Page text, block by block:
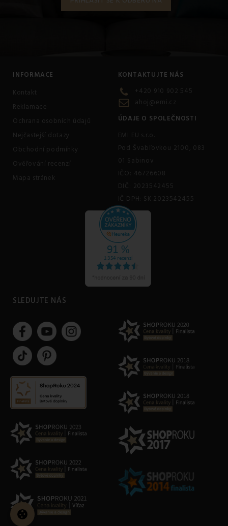
INFORMACE
Kontakt
Reklamace
Ochrana osobních údajů
Nejčastejší dotazy
Obchodní podmínky
Ověřování recenzí
Mapa stránek
KONTAKTUJTE NÁS
+420 910 902 545
ahoj@emi.cz
ÚDAJE O SPOLEČNOSTI
EMI EU s.r.o.
Pod Švabľovkou 2100, 083
01 Sabinov
IČO: 46726608
DIČ: 2023542455
IČ DPH: SK 2023542455
SLEDUJTE NÁS